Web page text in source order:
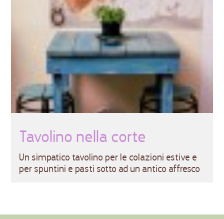
Tavolino nella corte
Un simpatico tavolino per le colazioni estive e
per spuntini e pasti sotto ad un antico affresco